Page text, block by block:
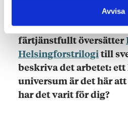
Avvisa
Du är dubbelaktuell i
vårutgivning, eftersom
färtjänstfullt översätter
Helsingforstrilogi till
beskriva det arbetet:
universum är det här
har det varit för dig?